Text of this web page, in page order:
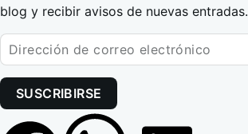
blog y recibir avisos de nuevas entradas.
SUSCRIBIRSE